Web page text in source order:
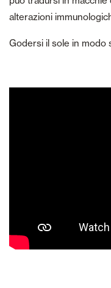
alterazioni
Godersi il sole in modo